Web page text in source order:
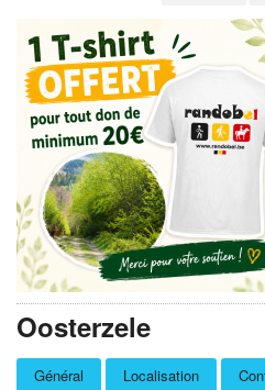
MEMBRES
SE CONNECTER
INSCRIPTION GRATUITE
MOT DE PASSE OUBLIÉ
Oosterzele
Général Localisation